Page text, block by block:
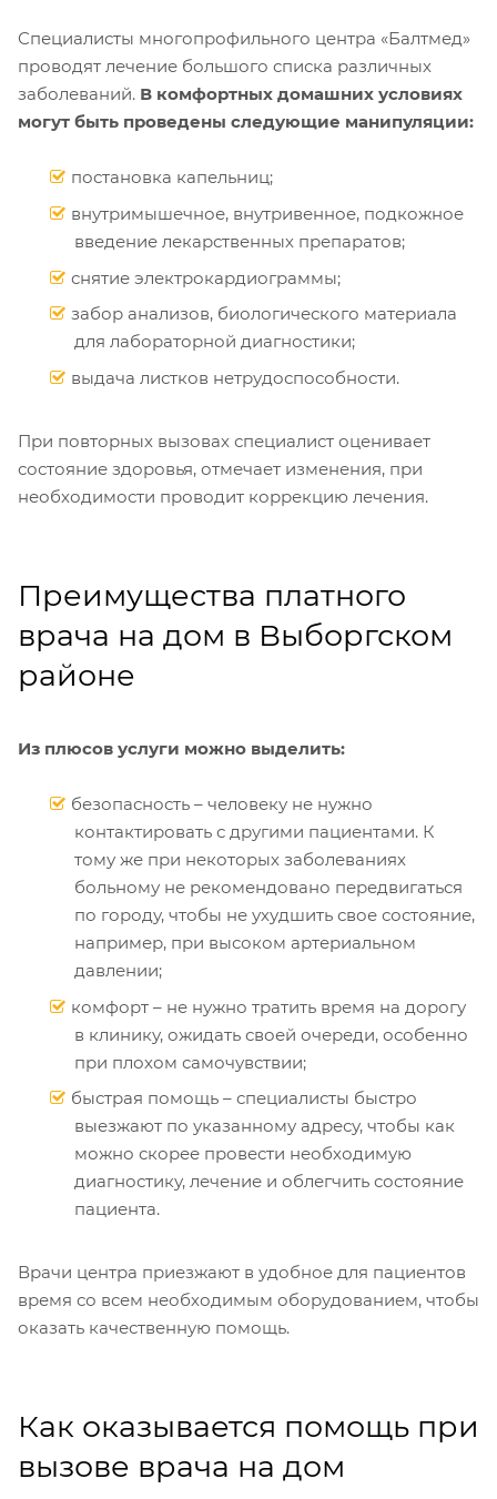
Специалисты многопрофильного центра «Балтмед»
проводят лечение большого списка различных
заболеваний. В комфортных домашних условиях
могут быть проведены следующие манипуляции:
постановка капельниц;
внутримышечное, внутривенное, подкожное
введение лекарственных препаратов;
снятие электрокардиограммы;
забор анализов, биологического материала
для лабораторной диагностики;
выдача листков нетрудоспособности.
При повторных вызовах специалист оценивает
состояние здоровья, отмечает изменения, при
необходимости проводит коррекцию лечения.
Преимущества платного
врача на дом в Выборгском
районе
Из плюсов услуги можно выделить:
безопасность – человеку не нужно
контактировать с другими пациентами. К
тому же при некоторых заболеваниях
больному не рекомендовано передвигаться
по городу, чтобы не ухудшить свое состояние,
например, при высоком артериальном
давлении;
комфорт – не нужно тратить время на дорогу
в клинику, ожидать своей очереди, особенно
при плохом самочувствии;
быстрая помощь – специалисты быстро
выезжают по указанному адресу, чтобы как
можно скорее провести необходимую
диагностику, лечение и облегчить состояние
пациента.
Врачи центра приезжают в удобное для пациентов
время со всем необходимым оборудованием, чтобы
оказать качественную помощь.
Как оказывается помощь при
вызове врача на дом